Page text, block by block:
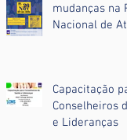
mudanças na
Nacional de
Capacitação
Conselheiros
e Lideranças